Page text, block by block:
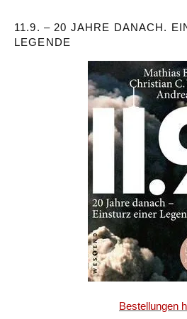
11.9. – 20 JAHRE DANACH.
LEGENDE
Bestellungen